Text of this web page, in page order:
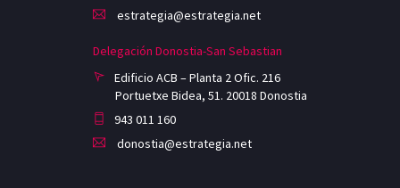
estrategia@estrategia.net
Delegación Donostia-San Sebastian
Edificio ACB – Planta 2 Ofic. 216
Portuetxe Bidea, 51. 20018 Donostia
943 011 160
donostia@estrategia.net